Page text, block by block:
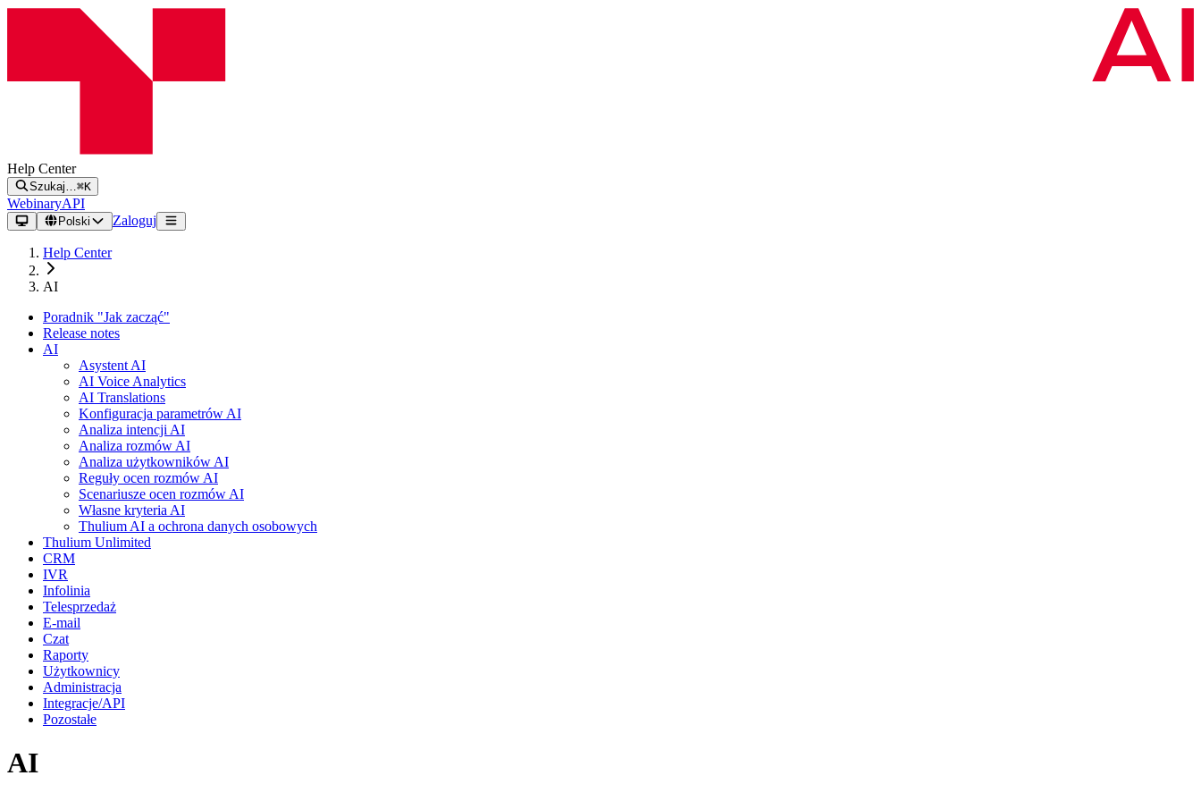
Help Center
Szukaj… ⌘K
WebinaryAPI
Polski Zaloguj
Help Center
AI
Poradnik "Jak zacząć"
Release notes
AI
Asystent AI
AI Voice Analytics
AI Translations
Konfiguracja parametrów AI
Analiza intencji AI
Analiza rozmów AI
Analiza użytkowników AI
Reguły ocen rozmów AI
Scenariusze ocen rozmów AI
Własne kryteria AI
Thulium AI a ochrona danych osobowych
Thulium Unlimited
CRM
IVR
Infolinia
Telesprzedaż
E-mail
Czat
Raporty
Użytkownicy
Administracja
Integracje/API
Pozostałe
AI